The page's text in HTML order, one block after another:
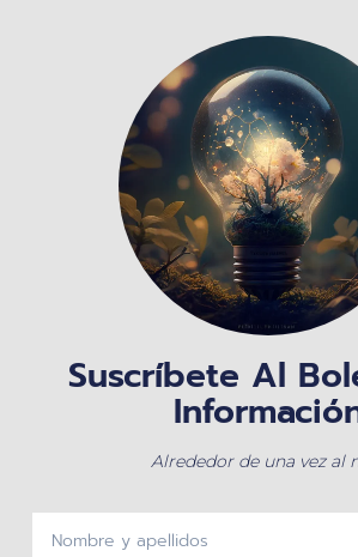
Suscríbete Al
Alrededor de una vez al